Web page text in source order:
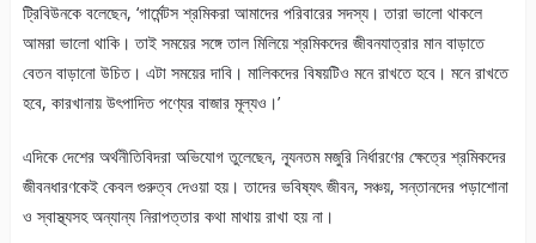
ট্রিবিউনকে বলেছেন, ‘গার্মেন্টস শ্রমিকরা আমাদের পরিবারের সদস্য। তারা ভালো থাকলে
আমরা ভালো থাকি। তাই সময়ের সঙ্গে তাল মিলিয়ে শ্রমিকদের জীবনযাত্রার মান বাড়াতে
বেতন বাড়ানো উচিত। এটা সময়ের দাবি। মালিকদের বিষয়টিও মনে রাখতে হবে। মনে রাখতে
হবে, কারখানায় উৎপাদিত পণ্যের বাজার মূল্যও।’
এদিকে দেশের অর্থনীতিবিদরা অভিযোগ তুলেছেন, ন্যূনতম মজুরি নির্ধারণের ক্ষেত্রে শ্রমিকদের
জীবনধারণকেই কেবল গুরুত্ব দেওয়া হয়। তাদের ভবিষ্যৎ জীবন, সঞ্চয়, সন্তানদের পড়াশোনা
ও স্বাস্থ্যসহ অন্যান্য নিরাপত্তার কথা মাথায় রাখা হয় না।